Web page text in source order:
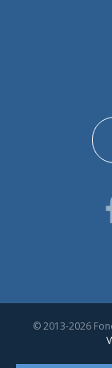
© 2013-2026